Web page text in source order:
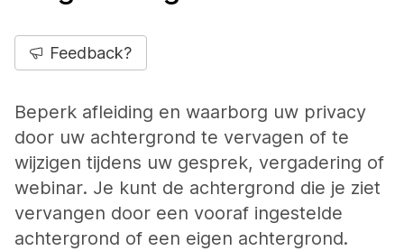
Feedback?
Beperk afleiding en waarborg uw privacy
door uw achtergrond te vervagen of te
wijzigen tijdens uw gesprek, vergadering of
webinar. Je kunt de achtergrond die je ziet
vervangen door een vooraf ingestelde
achtergrond of een eigen achtergrond.